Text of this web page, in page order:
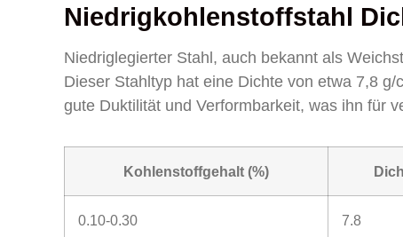
Niedrigkohlenstoffstahl
Niedriglegierter Stahl, auch bekannt als
Dieser Stahltyp hat eine Dichte von etwa 7,8
gute Duktilität und Verformbarkeit, was ihn für
Kohlenstoffgehalt (%)
0.10-0.30 7.8